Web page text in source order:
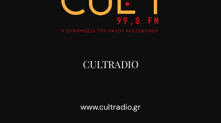
CULTRADIO
www.cultradio.gr